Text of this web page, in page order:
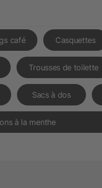
café Casquettes
Trousses de toilette
Sacs à dos
à la menthe